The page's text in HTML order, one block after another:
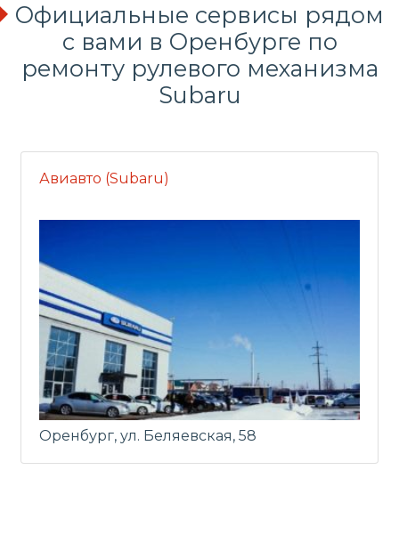
Официальные сервисы рядом
с вами в Оренбурге по
ремонту рулевого механизма
Subaru
Авиавто (Subaru)
Оренбург, ул. Беляевская, 58